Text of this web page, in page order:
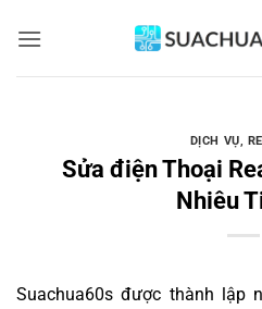
qua
DỊCH VỤ,
Sửa điện Thoại
Nhiêu
Suachua60s được thành lập